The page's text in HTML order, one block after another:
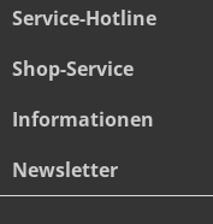
Service-Hotline
Shop-Service
Informationen
Newsletter